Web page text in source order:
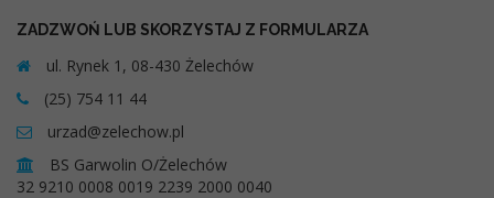
ZADZWOŃ LUB SKORZYSTAJ Z FORMULARZA
ul. Rynek 1, 08-430 Żelechów
(25) 754 11 44
urzad@zelechow.pl
BS Garwolin O/Żelechów
32 9210 0008 0019 2239 2000 0040